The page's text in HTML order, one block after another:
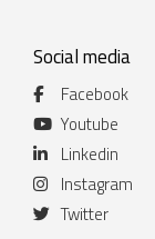
Social media
Facebook
Youtube
Linkedin
Instagram
Twitter